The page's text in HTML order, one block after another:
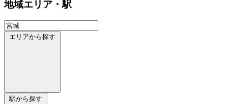
地域エリア・駅
エリアから探す
駅から探す